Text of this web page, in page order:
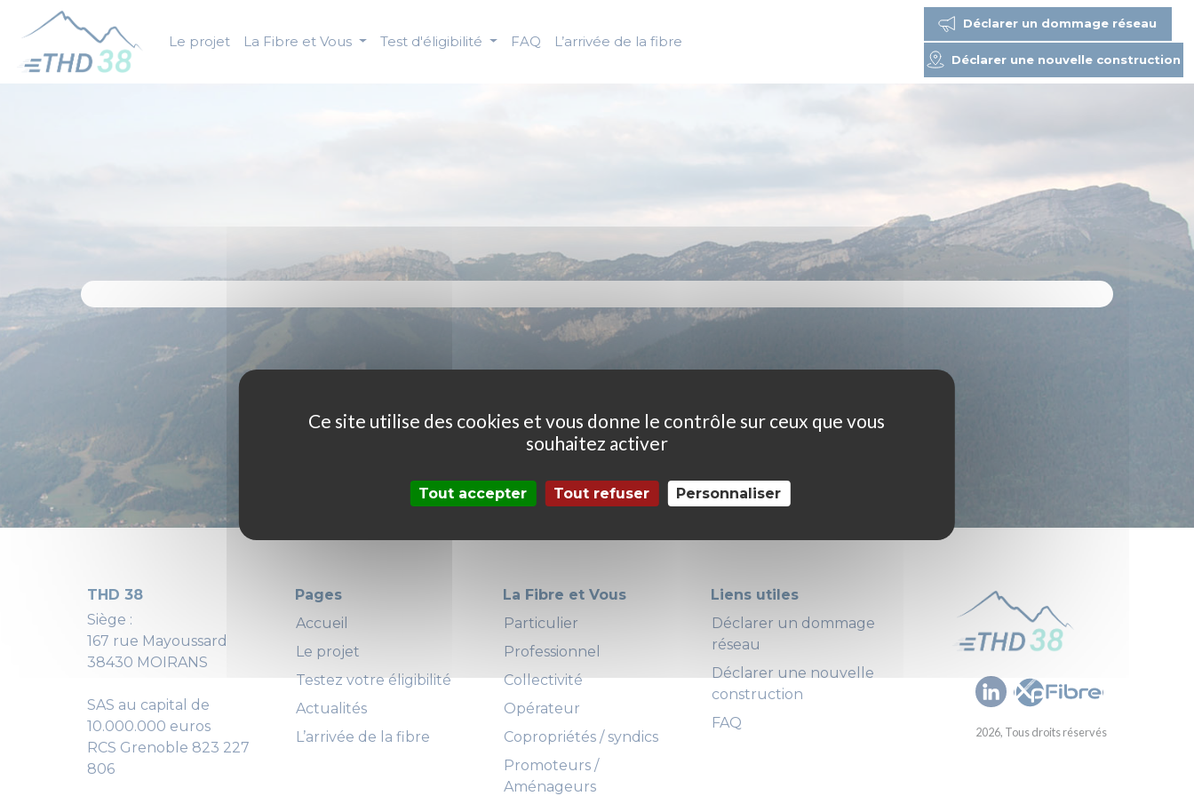
Le projet La Fibre et Vous Test d'éligibilité FAQ L’arrivée de la fibre
Déclarer un dommage réseau
Déclarer une nouvelle construction
THD 38
Siège :
167 rue Mayoussard
38430 MOIRANS
SAS au capital de
10.000.000 euros
RCS Grenoble 823 227
806
Pages
Accueil
Le projet
Testez votre éligibilité
Actualités
L’arrivée de la fibre
La Fibre et Vous
Particulier
Professionnel
Collectivité
Opérateur
Copropriétés / syndics
Promoteurs /
Aménageurs
Liens utiles
Déclarer un dommage
réseau
Déclarer une nouvelle
construction
FAQ
2026, Tous droits réservés
Panneau de gestion des cookies
Ce site utilise des cookies et vous donne le contrôle sur ceux que vous
souhaitez activer
Tout accepter Tout refuser Personnaliser